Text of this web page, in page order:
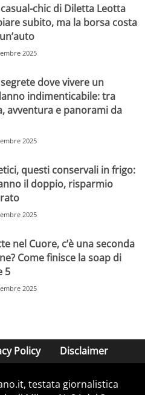
chic di Diletta Leotta
subito, ma la borsa costa
2025
dove vivere un
indimenticabile: tra
avventura e panorami da
2025
questi conservali in frigo:
il doppio, risparmio
2025
nel Cuore, c’è una seconda
Come finisce la soap di
5
2025
Policy Disclaimer
testata giornalistica